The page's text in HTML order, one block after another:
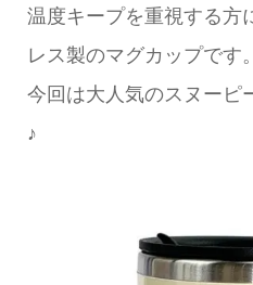
温度キープを重視する方
レス製のマグカップです。
今回は大人気のスヌーピ
♪